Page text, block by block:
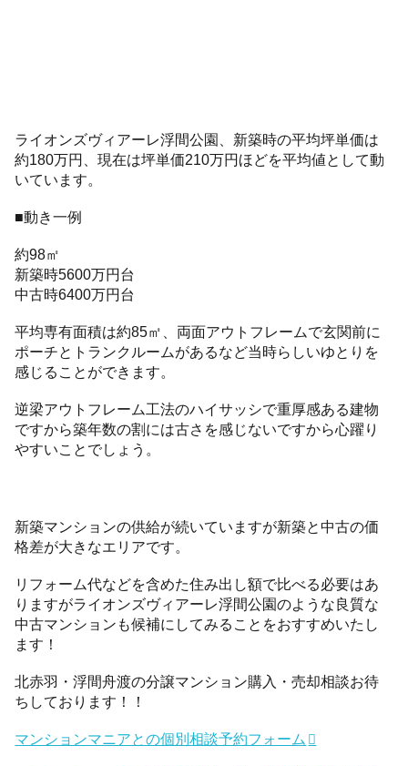
ライオンズヴィアーレ浮間公園、新築時の平均坪単価は
約180万円、現在は坪単価210万円ほどを平均値として動
いています。
■動き一例
約98㎡
新築時5600万円台
中古時6400万円台
平均専有面積は約85㎡、両面アウトフレームで玄関前に
ポーチとトランクルームがあるなど当時らしいゆとりを
感じることができます。
逆梁アウトフレーム工法のハイサッシで重厚感ある建物
ですから築年数の割には古さを感じないですから心躍り
やすいことでしょう。
新築マンションの供給が続いていますが新築と中古の価
格差が大きなエリアです。
リフォーム代などを含めた住み出し額で比べる必要はあ
りますがライオンズヴィアーレ浮間公園のような良質な
中古マンションも候補にしてみることをおすすめいたし
ます！
北赤羽・浮間舟渡の分譲マンション購入・売却相談お待
ちしております！！
マンションマニアとの個別相談予約フォーム